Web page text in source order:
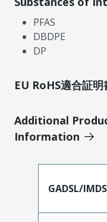
PFAS
DBDPE
DP
EU RoHS適合証明
Additional
Information
GADSL/IMDS